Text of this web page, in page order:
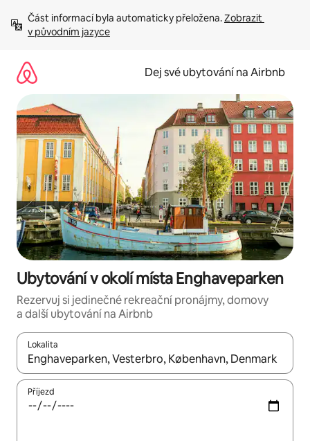
obsah
Část informací byla automaticky přeložena. Zobrazit
v původním jazyce
Dej své ubytování na Airbnb
Ubytování v okolí místa Enghaveparken
Rezervuj si jedinečné rekreační pronájmy, domovy
a další ubytování na Airbnb
Lokalita
Až budou výsledky k dispozici, můžeš si je procházet pomocí
Příjezd